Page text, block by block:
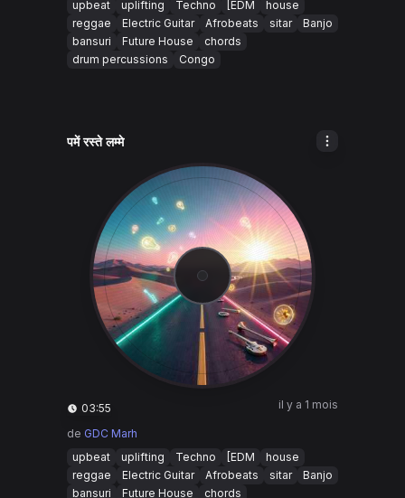
upbeat
uplifting Techno [EDM
house
reggae
Electric Guitar Afrobeats sitar
Banjo
bansuri
Future House
chords
drum percussions
Congo
पमें रस्ते लम्मे
03:55 il y a 1 mois
de GDC Marh
upbeat
uplifting Techno [EDM
house
reggae
Electric Guitar Afrobeats sitar
Banjo
bansuri
Future House
chords